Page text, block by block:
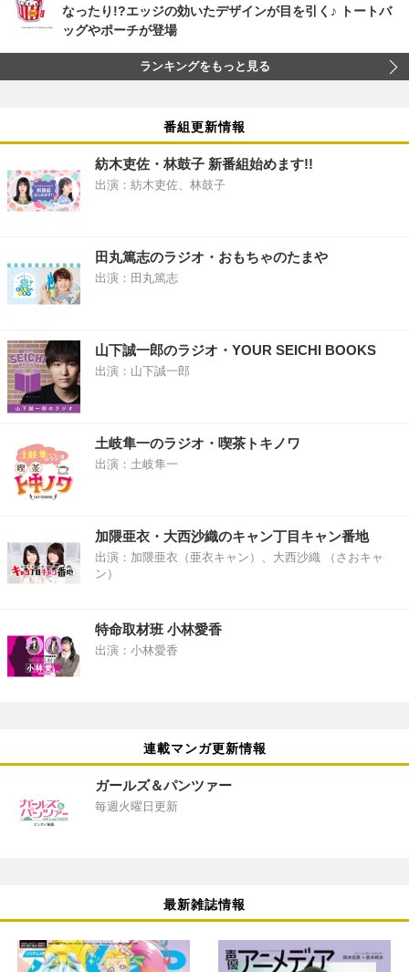
なったり!?エッジの効いたデザインが目を引く♪ トートバ
ッグやポーチが登場
ランキングをもっと見る
番組更新情報
紡木吏佐・林鼓子 新番組始めます!!
出演：紡木吏佐、林鼓子
田丸篤志のラジオ・おもちゃのたまや
出演：田丸篤志
山下誠一郎のラジオ・YOUR SEICHI BOOKS
出演：山下誠一郎
土岐隼一のラジオ・喫茶トキノワ
出演：土岐隼一
加隈亜衣・大西沙織のキャン丁目キャン番地
出演：加隈亜衣（亜衣キャン）、大西沙織 （さおキャ
ン）
特命取材班 小林愛香
出演：小林愛香
連載マンガ更新情報
ガールズ＆パンツァー
毎週火曜日更新
最新雑誌情報